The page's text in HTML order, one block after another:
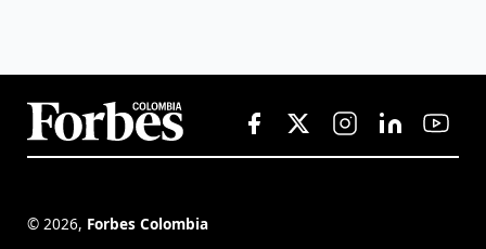
© 2026, Forbes Colombia